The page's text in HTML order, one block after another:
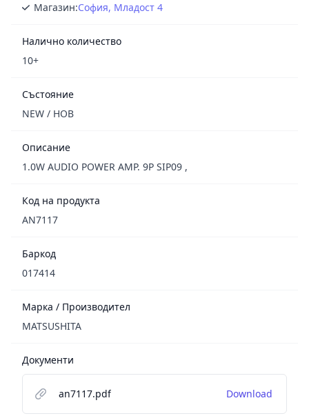
Магазин:София, Младост 4
Налично количество
10+
Състояние
NEW / НОВ
Описание
1.0W AUDIO POWER AMP. 9P SIP09 ,
Код на продукта
AN7117
Баркод
017414
Марка / Производител
MATSUSHITA
Документи
an7117.pdf Download